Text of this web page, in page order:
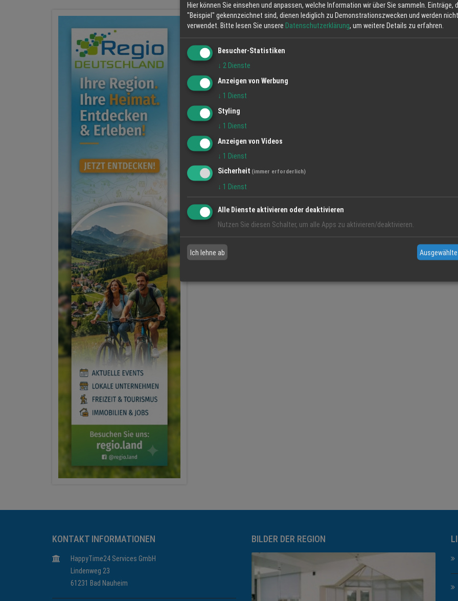
KONTAKT INFORMATIONEN
HappyTime24 Services GmbH
Lindenweg 23
61231 Bad Nauheim
BILDER DER REGION
Hier können Sie einsehen und anpassen, welche Information wir über Sie sammeln. Einträge,
"Beispiel" gekennzeichnet sind, dienen lediglich zu Demonstrationszwecken und werden
verwendet. Bitte lesen Sie unsere Datenschutzerklärung, um weitere Details zu erfahren.
Besucher-Statistiken
↓ 2 Dienste
Anzeigen von Werbung
↓ 1 Dienst
Styling
↓ 1 Dienst
Anzeigen von Videos
↓ 1 Dienst
Sicherheit (immer erforderlich)
↓ 1 Dienst
Alle Dienste aktivieren oder deaktivieren
Nutzen Sie diesen Schalter, um alle Apps zu aktivieren/deaktivieren.
Ich lehne ab